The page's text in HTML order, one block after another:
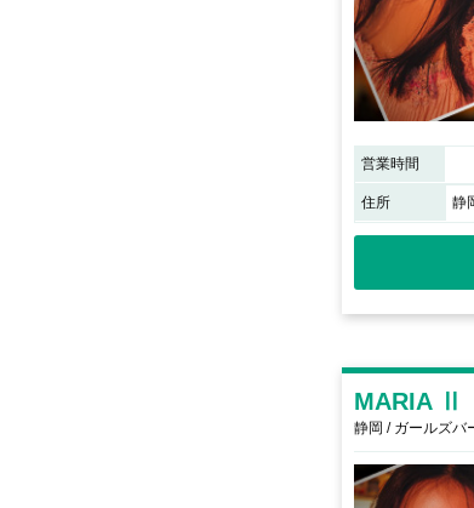
営業時間
住所 静
MARIA Ⅱ
静岡 / ガールズバ